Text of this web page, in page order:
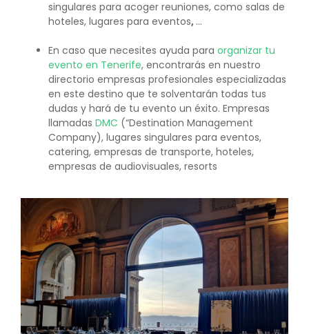
singulares para acoger reuniones, como salas de
hoteles, lugares para eventos, …
En caso que necesites ayuda para organizar tu
evento en Tenerife, encontrarás en nuestro
directorio empresas profesionales especializadas
en este destino que te solventarán todas tus
dudas y hará de tu evento un éxito. Empresas
llamadas DMC (“Destination Management
Company), lugares singulares para eventos,
catering, empresas de transporte, hoteles,
empresas de audiovisuales, resorts